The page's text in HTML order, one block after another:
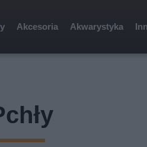
Akcesoria Akwarystyka